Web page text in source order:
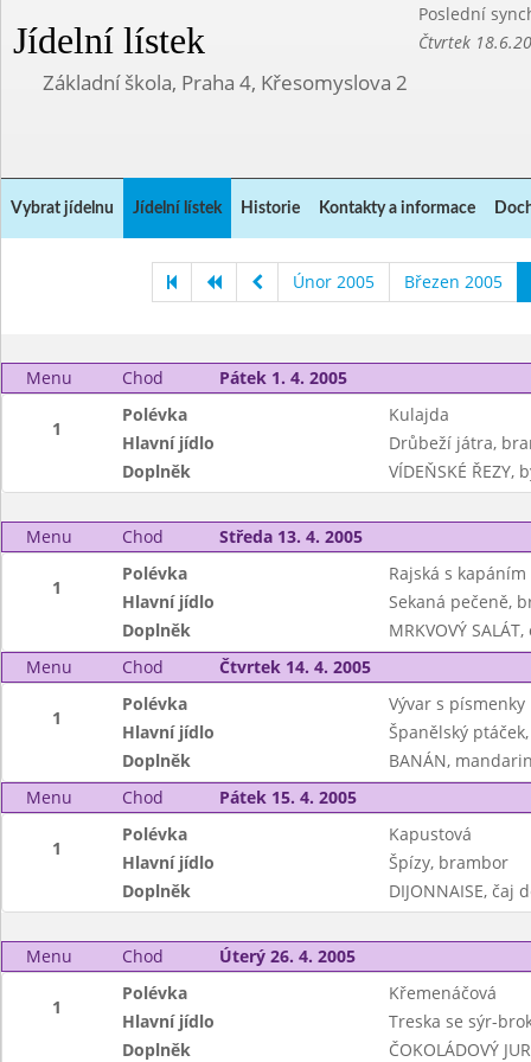
Jídelní lístek
Poslední
Čtvrtek
Základní škola, Praha 4, Křesomyslova 2
Vybrat jídelnu Jídelní lístek Historie Kontakty a informace
Únor 2005 Březen 2005
Menu Chod Pátek 1. 4. 2005
1
Polévka
Kulajda
Hlavní jídlo
Drůbeží játra,
Doplněk
VÍDEŇSKÉ
Menu Chod Středa 13. 4. 2005
1
Polévka
Rajská s kapáním
Hlavní jídlo
Sekaná pečeně,
Doplněk
MRKVOVÝ
Menu
Chod Čtvrtek 14. 4. 2005
1
Polévka
Vývar s písmenky
Hlavní jídlo
Španělský
Doplněk
BANÁN,
Menu
Chod Pátek 15. 4. 2005
1
Polévka
Kapustová
Hlavní jídlo
Špízy, brambor
Doplněk
DIJONNAISE, čaj
Menu Chod Úterý 26. 4. 2005
1
Polévka
Křemenáčová
Hlavní jídlo
Treska se sýr-
Doplněk
ČOKOLÁDOVÝ